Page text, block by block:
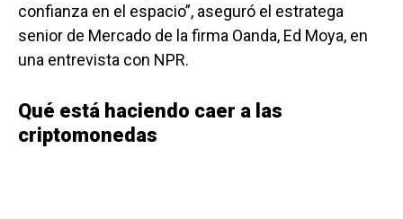
confianza en el espacio”, aseguró el estratega
senior de Mercado de la firma Oanda, Ed Moya, en
una entrevista con NPR.
Qué está haciendo caer a las
criptomonedas